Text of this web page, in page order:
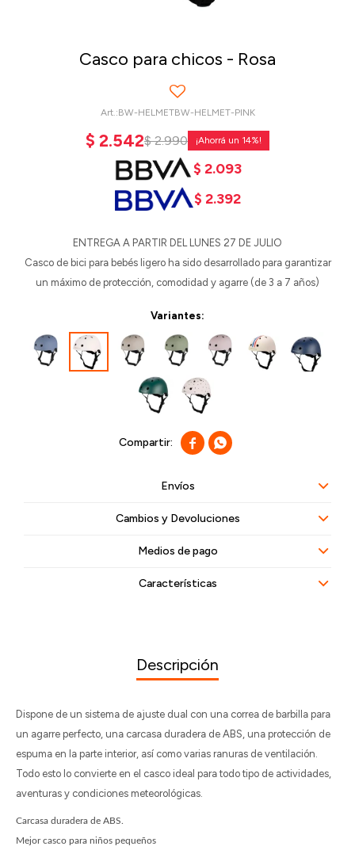
Casco para chicos - Rosa
BW-HELMETBW-HELMET-PINK
$ 2.542$ 2.990 14
$ 2.093
$ 2.392
ENTREGA A PARTIR DEL LUNES 27 DE JULIO
Casco de bici para bebés ligero ha sido desarrollado para garantizar
un máximo de protección, comodidad y agarre (de 3 a 7 años)
Variantes:
 
Envíos
Cambios y Devoluciones
Medios de pago
Características
Descripción
Dispone de un sistema de ajuste dual con una correa de barbilla para
un agarre perfecto, una carcasa duradera de ABS, una protección de
espuma en la parte interior, así como varias ranuras de ventilación.
Todo esto lo convierte en el casco ideal para todo tipo de actividades,
aventuras y condiciones meteorológicas.
Carcasa duradera de ABS.
Mejor casco para niños pequeños